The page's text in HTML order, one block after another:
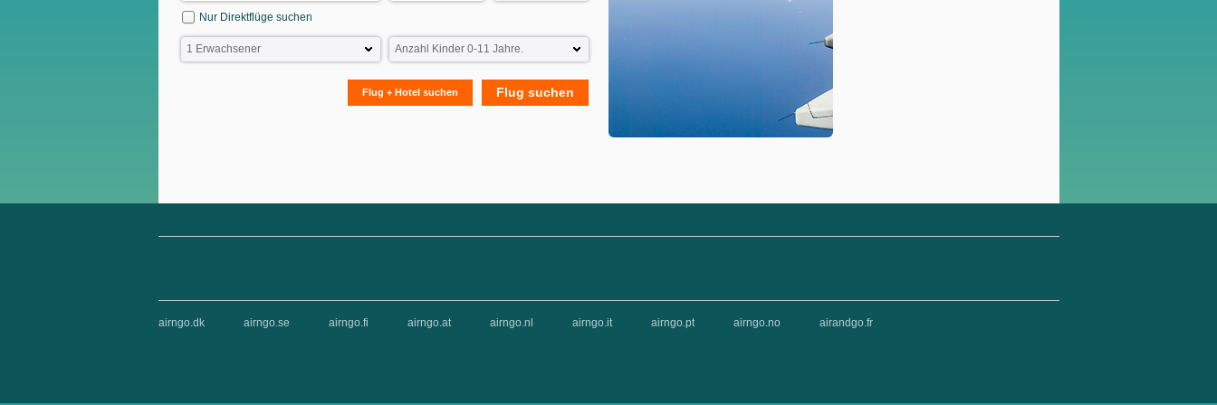
Nur Direktflüge suchen
Flug suchen
Flug + Hotel suchen
airngo.dk airngo.se airngo.fi airngo.at airngo.nl airngo.it airngo.pt airngo.no airandgo.fr